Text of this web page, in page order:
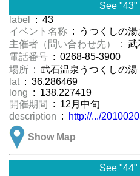
See "43"
label
: 43
イベント名称 : うつくしの湯
主催者（問い合わせ先）
: 武
電話番号 : 0268-85-3900
場所 : 武石温泉うつくしの湯
lat : 36.286469
long : 138.227419
開催期間
: 12月中旬
description :
http://.../
Show Map
See "44"